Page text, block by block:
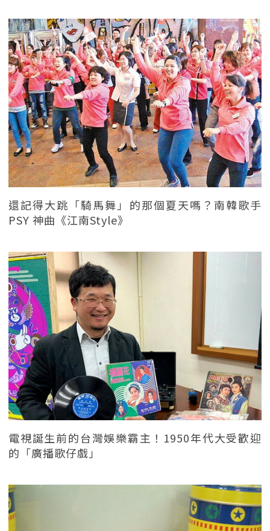
還記得大跳「騎馬舞」的那個夏天嗎？南韓歌手
PSY 神曲《江南Style》
電視誕生前的台灣娛樂霸主！1950年代大受歡迎
的「廣播歌仔戲」